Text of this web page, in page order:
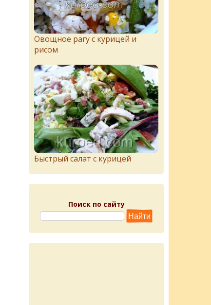
Овощное рагу с курицей и
рисом
Быстрый салат с курицей
Поиск по сайту